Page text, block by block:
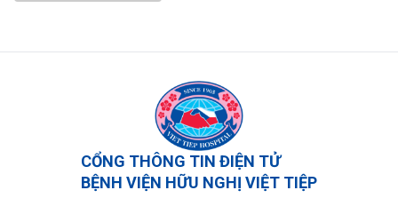
CỔNG THÔNG TIN ĐIỆN TỬ
BỆNH VIỆN HỮU NGHỊ VIỆT TIỆP